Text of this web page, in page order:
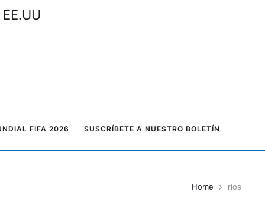
FIFA 2026 SUSCRÍBETE A NUESTRO BOLETÍN
Home rios